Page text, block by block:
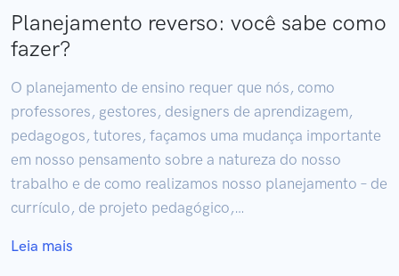
Planejamento reverso: você sabe como
fazer?
O planejamento de ensino requer que nós, como
professores, gestores, designers de aprendizagem,
pedagogos, tutores, façamos uma mudança importante
em nosso pensamento sobre a natureza do nosso
trabalho e de como realizamos nosso planejamento – de
currículo, de projeto pedagógico,…
Leia mais